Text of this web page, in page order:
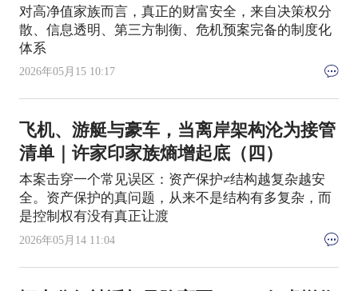
对高净值家族而言，真正的财富安全，来自决策权分
散、信息透明、第三方制衡、危机预案完备的制度化
体系
2026年05月15 10:17
飞机、游艇与豪车，当离岸架构沦为接管
清单｜许家印家族熵增起底（四）
本案击穿一个常见误区：资产保护≠结构越复杂越安
全。资产保护的真问题，从来不是结构有多复杂，而
是控制权有没有真正让渡
2026年05月14 11:04